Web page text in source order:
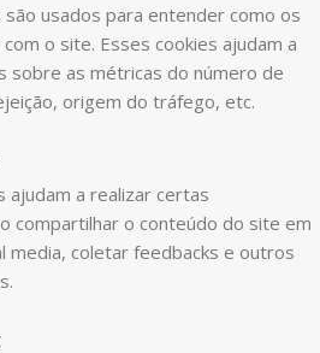
são usados para entender como os
o site. Esses cookies ajudam a
sobre as métricas do número de
origem do tráfego, etc.
ajudam a realizar certas
compartilhar o conteúdo do site em
media, coletar feedbacks e outros